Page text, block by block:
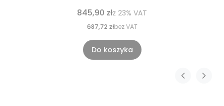
845,90 złz 23% VAT
687,72 złbez VAT
Do koszyka